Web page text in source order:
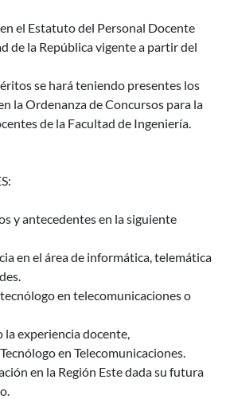
el Estatuto del Personal Docente
de la República vigente a partir del
se hará teniendo presentes los
la Ordenanza de Concursos para la
de la Facultad de Ingeniería.
y antecedentes en la siguiente
en el área de informática, telemática
en telecomunicaciones o
la experiencia docente,
en Telecomunicaciones.
en la Región Este dada su futura